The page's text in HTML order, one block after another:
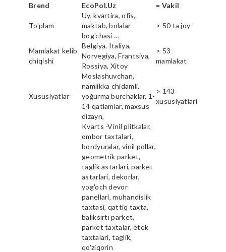
Brend EcoPol.Uz = Vakil
To'plam
Uy, kvartira, ofis,
maktab, bolalar
bog'chasi ...
> 50 ta joy
Mamlakat kelib
chiqishi
Belgiya, Italiya,
Norvegiya, Frantsiya,
Rossiya, Xitoy
> 53
mamlakat
Xususiyatlar
Moslashuvchan,
namlikka chidamli,
yoğurma burchaklar, 1-
14 qatlamlar, maxsus
dizayn,
> 143
xususiyatlari
Kvarts -Vinil plitkalar,
ombor taxtalari,
bordyuralar, vinil pollar,
geometrik parket,
taglik astarlari, parket
astarlari, dekorlar,
yog'och devor
panellari, muhandislik
taxtasi, qattiq taxta,
balıksırtı parket,
parket taxtalar, etek
taxtalari, taglik,
qo'ziqorin